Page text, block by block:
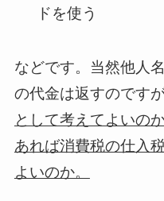
ドを使う
などです。当然他人
の代金は返すのですが
として考えてよいの
あれば消費税の仕入
よいのか。